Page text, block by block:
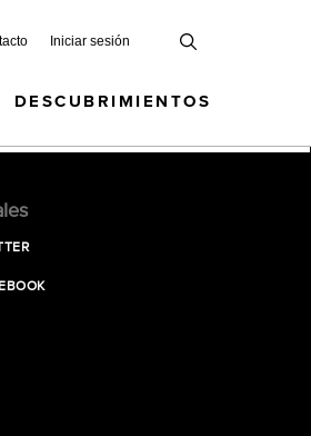
Iniciar sesión
DESCUBRIMIENTOS